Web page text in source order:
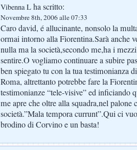
Vibenna L ha scritto:
Novembre 8th, 2006 alle 07:33
Caro david, é allucinante, nonsolo la
ormai intorno alla Fiorentina.Sarà anche
nulla ma la società,secondo me,ha i
sentire.O vogliamo continuare a subire
ben spiegato tu con la tua testimonianza
Roma, altrettanto potrebbe fare la
testimonianze “tele-visive” ed inficiando
me apre che oltre alla squadra,nel palone
società.”Mala tempora currunt”.Qui ci
brodino di Corvino e un basta!